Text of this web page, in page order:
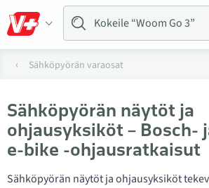
Sähköpyörän varaosat
Sähköpyörän näytöt ja
ohjausyksiköt – Bosch-
e-bike -ohjausratkaisut
Sähköpyörän näytöt ja ohjausyksiköt